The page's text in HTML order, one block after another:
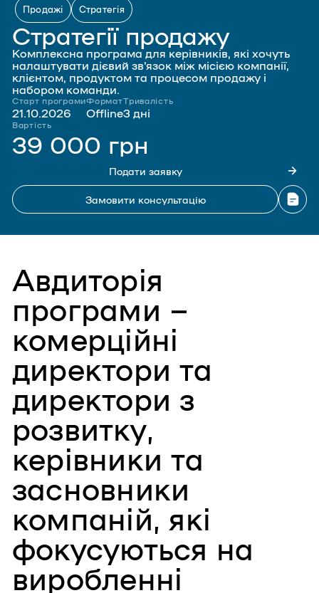
Продажі Стратегія
Стратегії продажу
Комплексна програма для керівників, які хочуть
налаштувати дієвий зв'язок між місією компанії,
клієнтом, продуктом та процесом продажу і
набором команди.
Старт програми
21.10.2026
Формат
Offline
Тривалість
3 дні
Вартість
39 000 грн
Подати заявку
Замовити консультацію
Авдиторія
програми –
комерційні
директори та
директори з
розвитку,
керівники та
засновники
компаній, які
фокусуються на
виробленні